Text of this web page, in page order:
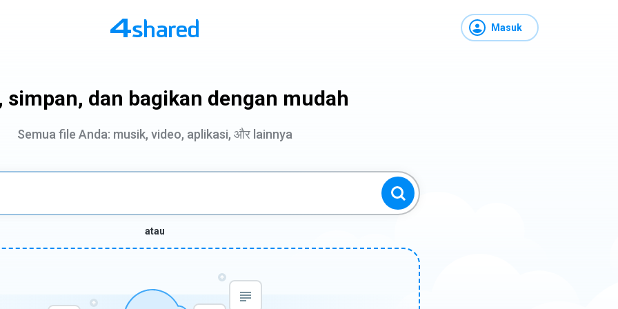
Masuk
simpan, dan bagikan dengan mudah
Semua file Anda: musik, video, aplikasi, और lainnya
atau